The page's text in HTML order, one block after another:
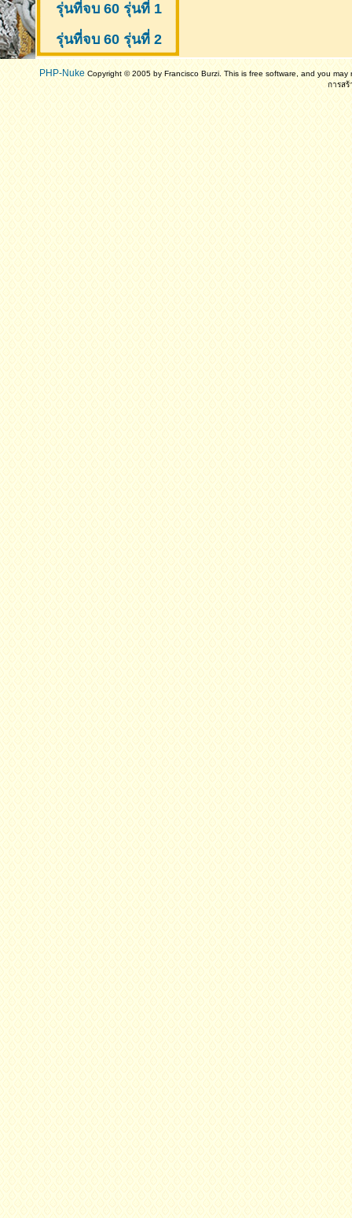
รุ่นที่จบ 60 รุ่นที่ 1
รุ่นที่จบ 60 รุ่นที่ 2
PHP-NukeCopyright © 2005 by Francisco Burzi. This is free software, and you
การส